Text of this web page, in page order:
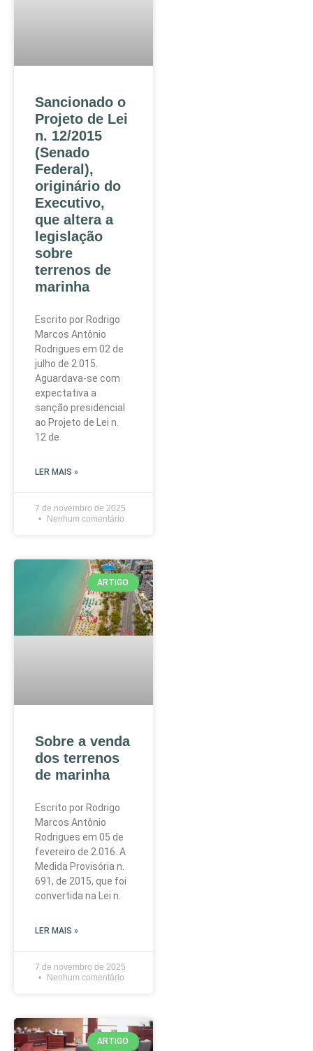
Sancionado o
Projeto de Lei
n. 12/2015
(Senado
Federal),
originário do
Executivo,
que altera a
legislação
sobre
terrenos de
marinha
Escrito por Rodrigo
Marcos Antônio
Rodrigues em 02 de
julho de 2.015.
Aguardava-se com
expectativa a
sanção presidencial
ao Projeto de Lei n.
12 de
LER MAIS »
7 de novembro de 2025
Nenhum comentário
ARTIGO
Sobre a venda
dos terrenos
de marinha
Escrito por Rodrigo
Marcos Antônio
Rodrigues em 05 de
fevereiro de 2.016. A
Medida Provisória n.
691, de 2015, que foi
convertida na Lei n.
LER MAIS »
7 de novembro de 2025
Nenhum comentário
ARTIGO